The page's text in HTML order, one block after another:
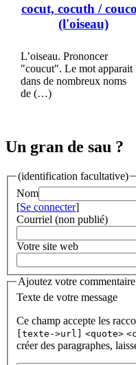
cocut, cocuth /
(l'oiseau)
L’oiseau. Prononcer
"coucut". Le mot apparait
dans de nombreux noms
de (…)
Un gran de sau ?
(identification facultative)
Nom
[Se connecter]
Courriel (non publié)
Votre site web
Ajoutez votre
Texte de votre message
Ce champ accepte les
[texte->url]
<quote>
créer des paragraphes,